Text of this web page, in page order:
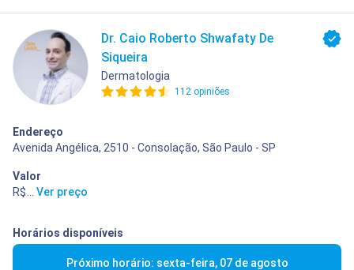
Dr. Caio Roberto Shwafaty De
Siqueira
Dermatologia
112 opiniões
Endereço
Avenida Angélica, 2510 - Consolação, São Paulo - SP
Valor
R$ 400,00
Ver preço
Horários disponíveis
Próximo horário: sexta-feira, 07 de agosto